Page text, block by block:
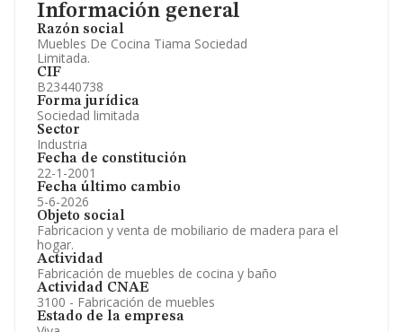
Información general
Razón social
Muebles De Cocina Tiama Sociedad
Limitada.
CIF
B23440738
Forma jurídica
Sociedad limitada
Sector
Industria
Fecha de constitución
22-1-2001
Fecha último cambio
5-6-2026
Objeto social
Fabricacion y venta de mobiliario de madera para el
hogar.
Actividad
Fabricación de muebles de cocina y baño
Actividad CNAE
3100 - Fabricación de muebles
Estado de la empresa